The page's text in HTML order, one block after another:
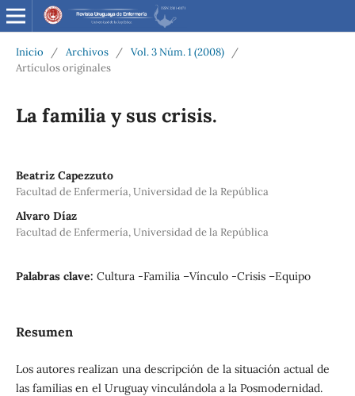
Inicio / Archivos / Vol. 3 Núm. 1 (2008)
/
Artículos originales
La familia y sus crisis.
Beatriz Capezzuto
Facultad de Enfermería, Universidad de la República
Alvaro Díaz
Facultad de Enfermería, Universidad de la República
Palabras clave: Cultura -Familia –Vínculo -Crisis –Equipo
Resumen
Los autores realizan una descripción de la situación actual de
las familias en el Uruguay vinculándola a la Posmodernidad.